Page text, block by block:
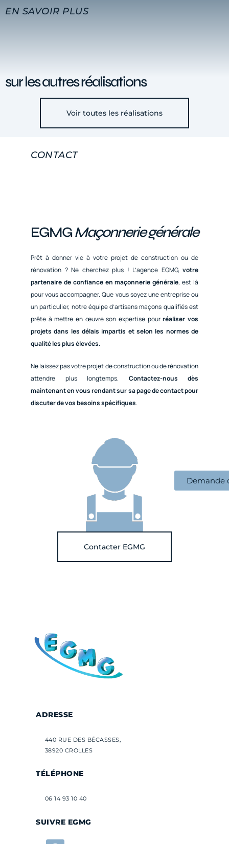
EN SAVOIR PLUS
sur les autres réalisations
Voir toutes les réalisations
CONTACT
EGMGMaçonnerie générale
Prêt à donner vie à votre projet de construction ou de
rénovation ? Ne cherchez plus ! L’agence EGMG, votre
partenaire de confiance en maçonnerie générale, est là
pour vous accompagner. Que vous soyez une entreprise ou
un particulier, notre équipe d’artisans maçons qualifiés est
prête à mettre en œuvre son expertise pourréaliser vos
projets dans les délais impartis et selon les normes de
qualité les plus élevées.
Ne laissez pas votre projet de construction ou de rénovation
attendre plus longtemps. Contactez-nous dès
maintenant en vous rendant sur sa page de contact pour
discuter de vos besoins spécifiques.
Contacter EGMG
Demande
ADRESSE
440 RUE DES BÉCASSES,
38920 CROLLES
TÉLÉPHONE
06 14 93 10 40
SUIVRE EGMG